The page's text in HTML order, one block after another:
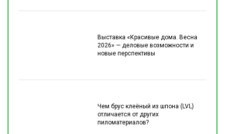
Выставка «Красивые дома. Весна
2026» — деловые возможности и
новые перспективы
Чем брус клеёный из шпона (LVL)
отличается от других
пиломатериалов?